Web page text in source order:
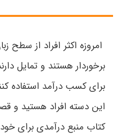
امروزه اکثر افراد از سطح
برخوردار هستند و تمایل
برای کسب درآمد استفاده
این دسته افراد هستید و
کتاب منبع درآمدی برای